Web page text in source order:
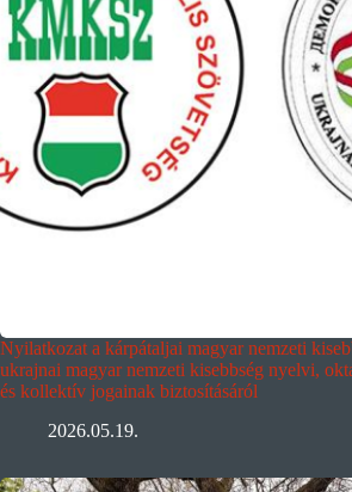
Nyilatkozat a kárpátaljai magyar nemzeti
ukrajnai magyar nemzeti kisebbség nyelvi,
és kollektív jogainak biztosításáról
2026.05.19.